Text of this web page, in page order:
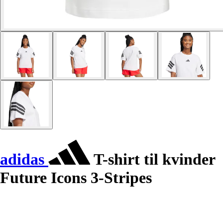
adidas
T-shirt til kvinder
Future Icons 3-Stripes